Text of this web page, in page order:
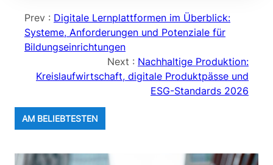
Prev : Digitale Lernplattformen im Überblick:
Systeme, Anforderungen und Potenziale für
Bildungseinrichtungen
Next : Nachhaltige Produktion:
Kreislaufwirtschaft, digitale Produktpässe und
ESG-Standards 2026
AM BELIEBTESTEN